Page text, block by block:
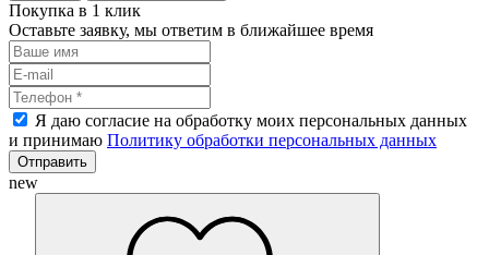
Покупка в 1 клик
Оставьте заявку, мы ответим в ближайшее время
Я даю согласие на обработку моих персональных данных
и принимаю Политику обработки персональных данных
Отправить
new